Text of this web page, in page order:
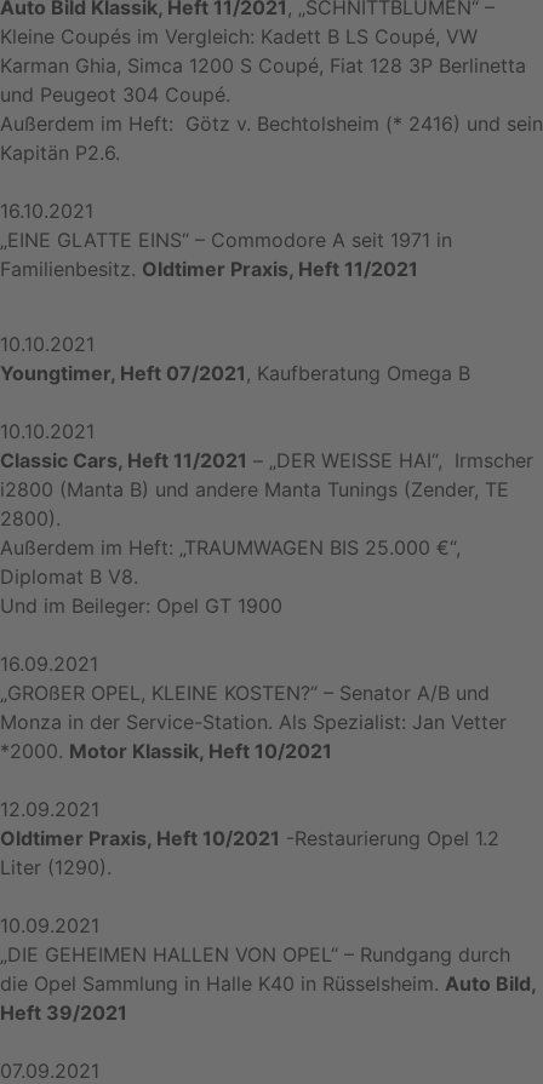
Auto Bild Klassik, Heft 11/2021 , „SCHNITTBLUMEN“ –
Kleine Coupés im Vergleich: Kadett B LS Coupé, VW
Karman Ghia, Simca 1200 S Coupé, Fiat 128 3P Berlinetta
und Peugeot 304 Coupé.
Außerdem im Heft: Götz v. Bechtolsheim (* 2416) und sein
Kapitän P2.6.
16.10.2021
„EINE GLATTE EINS“ – Commodore A seit 1971 in
Familienbesitz. Oldtimer Praxis, Heft 11/2021
10.10.2021
Youngtimer, Heft 07/2021 , Kaufberatung Omega B
10.10.2021
Classic Cars, Heft 11/2021 – „DER WEISSE HAI“, Irmscher
i2800 (Manta B) und andere Manta Tunings (Zender, TE
2800).
Außerdem im Heft: „TRAUMWAGEN BIS 25.000 €“,
Diplomat B V8.
Und im Beileger: Opel GT 1900
16.09.2021
„GROßER OPEL, KLEINE KOSTEN?“ – Senator A/B und
Monza in der Service-Station. Als Spezialist: Jan Vetter
*2000. Motor Klassik, Heft 10/2021
12.09.2021
Oldtimer Praxis, Heft 10/2021 -Restaurierung Opel 1.2
Liter (1290).
10.09.2021
„DIE GEHEIMEN HALLEN VON OPEL“ – Rundgang durch
die Opel Sammlung in Halle K40 in Rüsselsheim. Auto Bild,
Heft 39/2021
07.09.2021